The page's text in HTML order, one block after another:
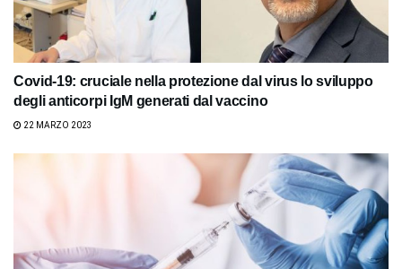
Covid-19: cruciale nella protezione dal virus lo sviluppo
degli anticorpi IgM generati dal vaccino
22 MARZO 2023